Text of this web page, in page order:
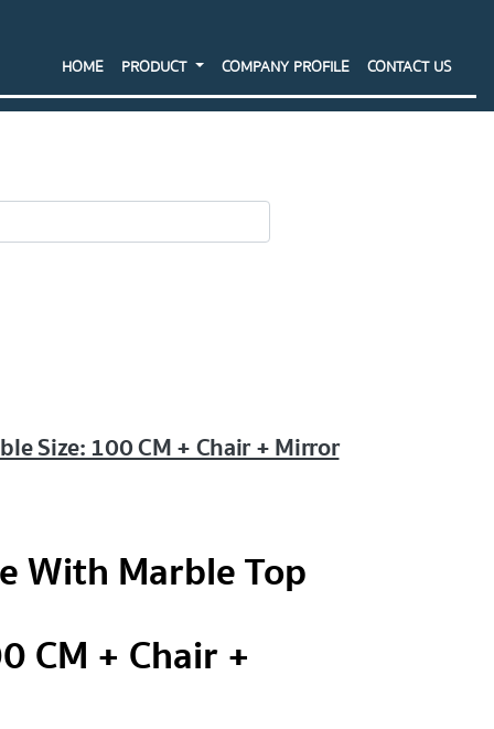
HOME PRODUCT COMPANY PROFILE CONTACT US
Size: 100 CM + Chair + Mirror
With Marble Top
CM + Chair +